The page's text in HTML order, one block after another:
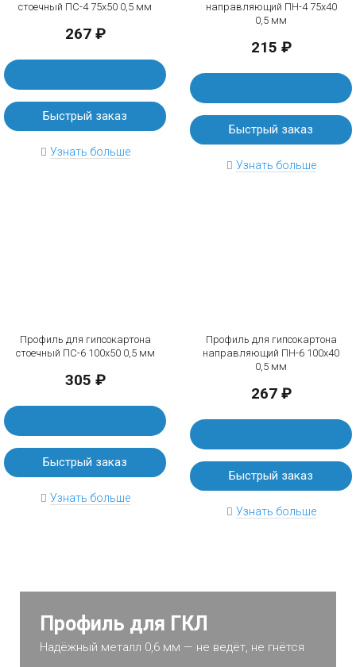
стоечный ПС-4 75х50 0,5 мм
267 ₽
Быстрый заказ
Узнать больше
направляющий ПН-4 75х40
0,5 мм
215 ₽
Быстрый заказ
Узнать больше
Профиль для гипсокартона
стоечный ПС-6 100х50 0,5 мм
305 ₽
Быстрый заказ
Узнать больше
Профиль для гипсокартона
направляющий ПН-6 100х40
0,5 мм
267 ₽
Быстрый заказ
Узнать больше
Профиль для ГКЛ
Надёжный металл 0,6 мм — не ведёт, не гнётся